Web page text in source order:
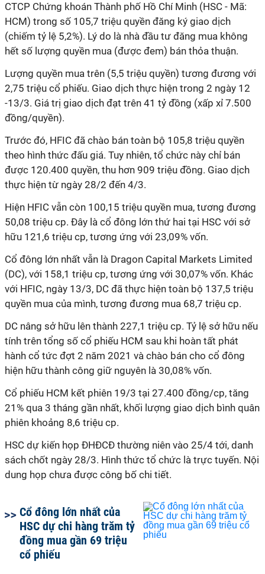
CTCP Chứng khoán Thành phố Hồ Chí Minh (HSC - Mã:
HCM) trong số 105,7 triệu quyền đăng ký giao dịch
(chiếm tỷ lệ 5,2%). Lý do là nhà đầu tư đăng mua không
hết số lượng quyền mua (được đem) bán thỏa thuận.
Lượng quyền mua trên (5,5 triệu quyền) tương đương với
2,75 triệu cổ phiếu. Giao dịch thực hiện trong 2 ngày 12
-13/3. Giá trị giao dịch đạt trên 41 tỷ đồng (xấp xỉ 7.500
đồng/quyền).
Trước đó, HFIC đã chào bán toàn bộ 105,8 triệu quyền
theo hình thức đấu giá. Tuy nhiên, tổ chức này chỉ bán
được 120.400 quyền, thu hơn 909 triệu đồng. Giao dịch
thực hiện từ ngày 28/2 đến 4/3.
Hiện HFIC vẫn còn 100,15 triệu quyền mua, tương đương
50,08 triệu cp. Đây là cổ đông lớn thứ hai tại HSC với sở
hữu 121,6 triệu cp, tương ứng với 23,09% vốn.
Cổ đông lớn nhất vẫn là Dragon Capital Markets Limited
(DC), với 158,1 triệu cp, tương ứng với 30,07% vốn. Khác
với HFIC, ngày 13/3, DC đã thực hiện toàn bộ 137,5 triệu
quyền mua của mình, tương đương mua 68,7 triệu cp.
DC nâng sở hữu lên thành 227,1 triệu cp. Tỷ lệ sở hữu nếu
tính trên tổng số cổ phiếu HCM sau khi hoàn tất phát
hành cổ tức đợt 2 năm 2021 và chào bán cho cổ đông
hiện hữu thành công giữ nguyên là 30,08% vốn.
Cổ phiếu HCM kết phiên 19/3 tại 27.400 đồng/cp, tăng
21% qua 3 tháng gần nhất, khối lượng giao dịch bình quân
phiên khoảng 8,6 triệu cp.
HSC dự kiến họp ĐHĐCĐ thường niên vào 25/4 tới, danh
sách chốt ngày 28/3. Hình thức tổ chức là trực tuyến. Nội
dung họp chưa được công bố chi tiết.
Cổ đông lớn nhất của
HSC dự chi hàng trăm tỷ
đồng mua gần 69 triệu
cổ phiếu